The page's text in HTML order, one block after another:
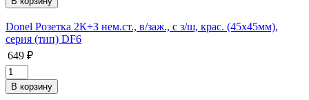
Donel Розетка 2К+З нем.ст., в/заж., с з/ш, крас. (45х45мм),
серия (тип) DF6
649 ₽